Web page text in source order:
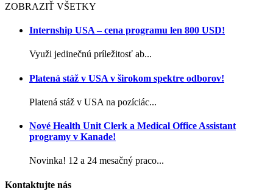
ZOBRAZIŤ VŠETKY
Internship USA – cena programu len 800 USD!
Využi jedinečnú príležitosť ab...
Platená stáž v USA v širokom spektre odborov!
Platená stáž v USA na pozíciác...
Nové Health Unit Clerk a Medical Office Assistant
programy v Kanade!
Novinka! 12 a 24 mesačný praco...
Kontaktujte nás